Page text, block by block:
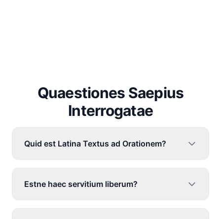
Quaestiones Saepius
Interrogatae
Quid est Latina Textus ad Orationem?
Estne haec servitium liberum?